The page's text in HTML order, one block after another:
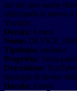
nei siti; può anche
utilizzando la nuova o
Youtube.
Durata: 6 mesi
Nome:
Tipologia: analitico
Proprieta: Terza-parte
Descrizione:
tipologia di device
Durata: 6 mesi